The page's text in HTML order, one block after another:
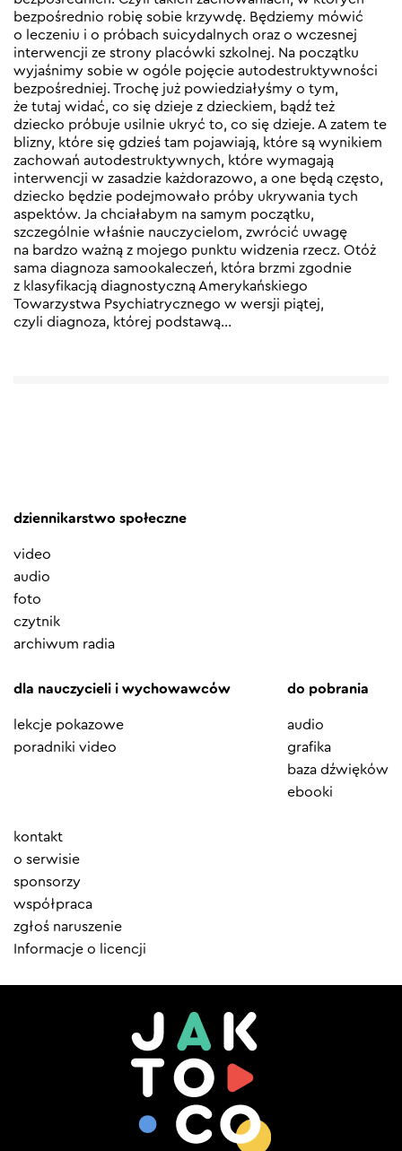
bezpośrednio robię sobie krzywdę. Będziemy mówić
o leczeniu i o próbach suicydalnych oraz o wczesnej
interwencji ze strony placówki szkolnej. Na początku
wyjaśnimy sobie w ogóle pojęcie autodestruktywności
bezpośredniej. Trochę już powiedziałyśmy o tym,
że tutaj widać, co się dzieje z dzieckiem, bądź też
dziecko próbuje usilnie ukryć to, co się dzieje. A zatem te
blizny, które się gdzieś tam pojawiają, które są wynikiem
zachowań autodestruktywnych, które wymagają
interwencji w zasadzie każdorazowo, a one będą często,
dziecko będzie podejmowało próby ukrywania tych
aspektów. Ja chciałabym na samym początku,
szczególnie właśnie nauczycielom, zwrócić uwagę
na bardzo ważną z mojego punktu widzenia rzecz. Otóż
sama diagnoza samookaleczeń, która brzmi zgodnie
z klasyfikacją diagnostyczną Amerykańskiego
Towarzystwa Psychiatrycznego w wersji piątej,
czyli diagnoza, której podstawą…
dziennikarstwo społeczne
video
audio
foto
czytnik
archiwum radia
dla nauczycieli i wychowawców
lekcje pokazowe
poradniki video
do pobrania
audio
grafika
baza dźwięków
ebooki
Element
menu
kontakt
o serwisie
sponsorzy
współpraca
zgłoś naruszenie
Informacje o licencji